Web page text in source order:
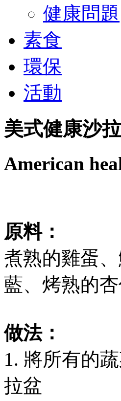
健康問題
素食
環保
活動
美式健康沙拉
American
原料：
煮熟的雞蛋
藍、烤熟的杏
做法：
1. 將所有的
拉盆